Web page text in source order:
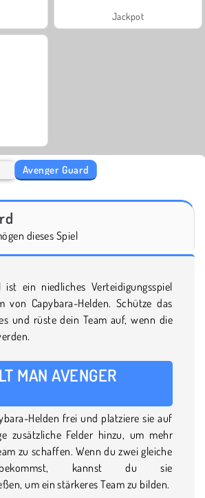
Jackpot
Avenger Guard
dieses Spiel
ist ein niedliches Verteidigungsspiel
von Capybara-Helden. Schütze das
und rüste dein Team auf, wenn die
MAN AVENGER
Helden frei und platziere sie auf
zusätzliche Felder hinzu, um mehr
zu schaffen. Wenn du zwei gleiche
bekommst, kannst du sie
um ein stärkeres Team zu bilden.